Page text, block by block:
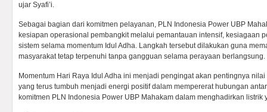
ujar Syafi’i.
Sebagai bagian dari komitmen pelayanan, PLN Indonesia Power UBP
kesiapan operasional pembangkit melalui pemantauan intensif, kesiagaan
sistem selama momentum Idul Adha. Langkah tersebut dilakukan guna
masyarakat tetap terpenuhi tanpa gangguan selama perayaan berlangsung.
Momentum Hari Raya Idul Adha ini menjadi pengingat akan pentingnya
yang terus tumbuh menjadi energi positif dalam mempererat hubungan
komitmen PLN Indonesia Power UBP Mahakam dalam menghadirkan listrik